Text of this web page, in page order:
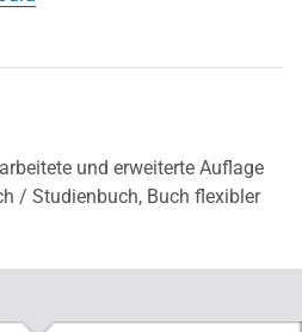
und erweiterte Auflage
/ Studienbuch, Buch flexibler